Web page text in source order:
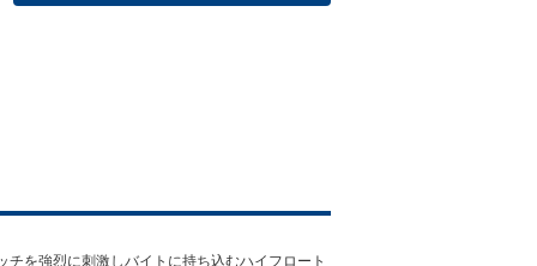
を強烈に刺激しバイトに持ち込むハイフロート